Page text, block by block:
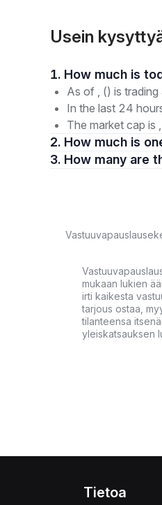
Usein
1. How
As of , () is trading
In the last 24
The market cap is
2. How much is
3. How
mukaan lukien
irti kaikesta
tarjous ostaa,
tilanteensa
yleiskatsauksen
Tietoa